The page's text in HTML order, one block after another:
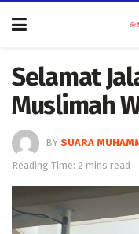
Selamat
Muslimah
BY SUARA
Reading Time: 2 mins read